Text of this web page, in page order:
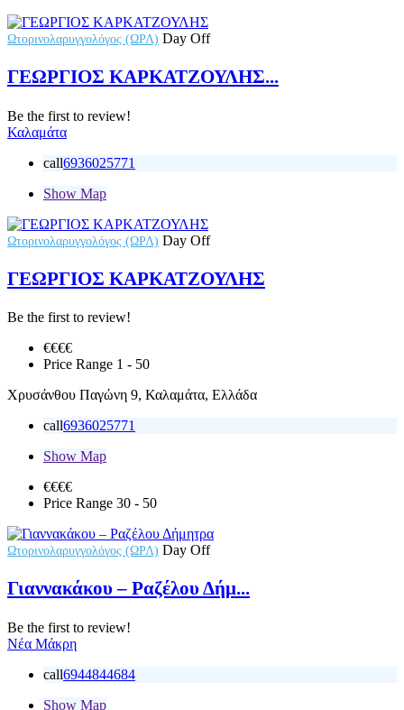
Ωτορινολαρυγγολόγος (ΩΡΛ) Day Off
ΓΕΩΡΓΙΟΣ ΚΑΡΚΑΤΖΟΥΛΗΣ...
Be the first to review!
Καλαμάτα
call6936025771
Show Map
Ωτορινολαρυγγολόγος (ΩΡΛ) Day Off
ΓΕΩΡΓΙΟΣ ΚΑΡΚΑΤΖΟΥΛΗΣ
Be the first to review!
€€€€
Price Range 1 - 50
Χρυσάνθου Παγώνη 9, Καλαμάτα, Ελλάδα
call6936025771
Show Map
€€€€
Price Range 30 - 50
Ωτορινολαρυγγολόγος (ΩΡΛ) Day Off
Γιαννακάκου – Ραζέλου Δήμ...
Be the first to review!
Νέα Μάκρη
call6944844684
Show Map